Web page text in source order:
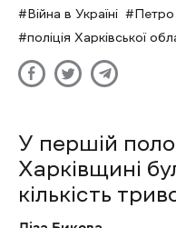
Війна в Україні
поліція Харківської
У першій
Харківщині
кількість